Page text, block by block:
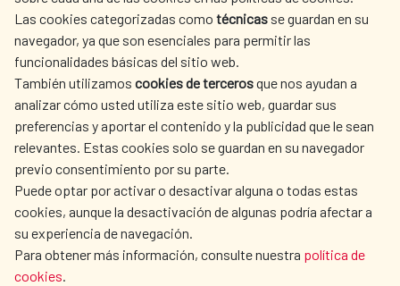
Las cookies categorizadas como técnicas se guardan en su
navegador, ya que son esenciales para permitir las
funcionalidades básicas del sitio web.
También utilizamos cookies de tercerosque nos ayudan a
analizar cómo usted utiliza este sitio web, guardar sus
preferencias y aportar el contenido y la publicidad que le sean
relevantes. Estas cookies solo se guardan en su navegador
previo consentimiento por su parte.
Puede optar por activar o desactivar alguna o todas estas
cookies, aunque la desactivación de algunas podría afectar a
su experiencia de navegación.
Para obtener más información, consulte nuestra política de
cookies.
SPANISH HUMANITARIAN
ACTION
PRESS ROOM
CULTURE AND SCIENCE LIBRARY
OUR SOCIAL MEDIA